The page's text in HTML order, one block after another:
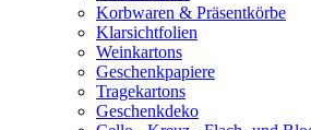
Korbwaren & Präsentkörbe
Klarsichtfolien
Weinkartons
Geschenkpapiere
Tragekartons
Geschenkdeko